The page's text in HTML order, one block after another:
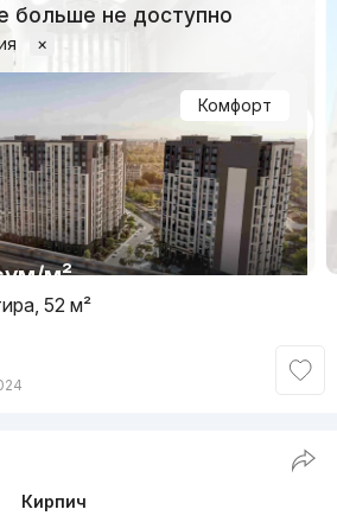
больше не доступно
×
Комфорт
/м²
1/3
52 м²
Кирпич